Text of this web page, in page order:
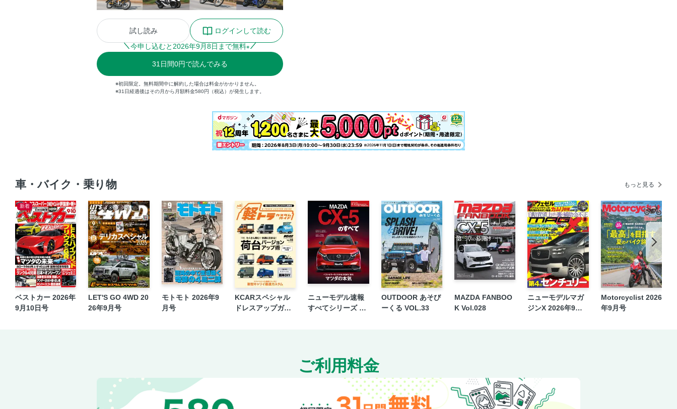
試し読み
ログインして読む
今申し込むと 2026年9月8日まで無料※
31 日間0円で読んでみる
※初回限定。無料期間中に解約した場合は料金がかかりません。
※31日経過後はその月から月額料金580円（税込）が発生します。
車・バイク・乗り物 もっと見る
新着
ベストカー 2026年
9月10日号
LET'S GO 4WD 20
26年9月号
モトモト 2026年9
月号
KCARスペシャル
ドレスアップガイ
ニューモデル速報
すべてシリーズ 第
OUTDOOR あそび
ーくる VOL.33
MAZDA FANBOO
K Vol.028
ニューモデルマガ
ジンX 2026年9月
Motorcyclist 2026
年9月号
ご利用料金